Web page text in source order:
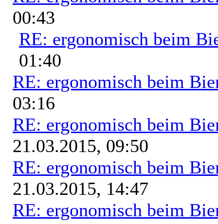
00:43
RE: ergonomisch beim
01:40
RE: ergonomisch beim
03:16
RE: ergonomisch beim
21.03.2015, 09:50
RE: ergonomisch beim
21.03.2015, 14:47
RE: ergonomisch beim